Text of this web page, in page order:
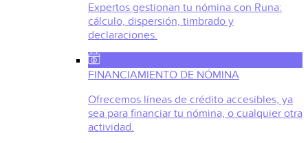
Expertos gestionan tu nómina con Runa:
cálculo, dispersión, timbrado y
declaraciones.
FINANCIAMIENTO DE NÓMINA
Ofrecemos líneas de crédito accesibles, ya
sea para financiar tu nómina, o cualquier otra
actividad.